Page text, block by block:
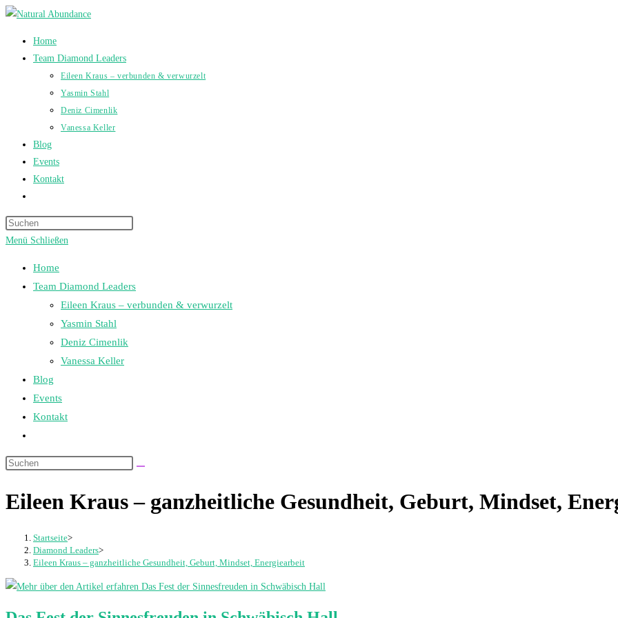
Zum
springen
Home
Team Diamond Leaders
Eileen Kraus – verbunden & verwurzelt
Yasmin Stahl
Deniz Cimenlik
Vanessa Keller
Blog
Events
Kontakt
Suche
umschalten
Menü Schließen
Home
Team Diamond Leaders
Eileen Kraus – verbunden & verwurzelt
Yasmin Stahl
Deniz Cimenlik
Vanessa Keller
Blog
Events
Kontakt
Suche
umschalten
Eileen Kraus – ganzheitliche Gesundheit, Geburt, Mindset,
Startseite>
Diamond Leaders>
Eileen Kraus – ganzheitliche Gesundheit, Geburt, Mindset, Energiearbeit